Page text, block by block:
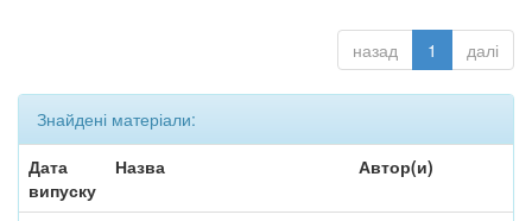
назад 1 далі
Знайдені матеріали:
Дата
випуску
Назва Автор(и)